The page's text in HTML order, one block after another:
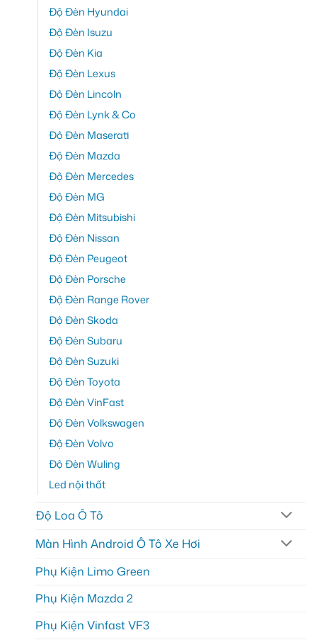
Độ Đèn Hyundai
Độ Đèn Isuzu
Độ Đèn Kia
Độ Đèn Lexus
Độ Đèn Lincoln
Độ Đèn Lynk & Co
Độ Đèn Maserati
Độ Đèn Mazda
Độ Đèn Mercedes
Độ Đèn MG
Độ Đèn Mitsubishi
Độ Đèn Nissan
Độ Đèn Peugeot
Độ Đèn Porsche
Độ Đèn Range Rover
Độ Đèn Skoda
Độ Đèn Subaru
Độ Đèn Suzuki
Độ Đèn Toyota
Độ Đèn VinFast
Độ Đèn Volkswagen
Độ Đèn Volvo
Độ Đèn Wuling
Led nội thất
Độ Loa Ô Tô
Màn Hình Android Ô Tô Xe Hơi
Phụ Kiện Limo Green
Phụ Kiện Mazda 2
Phụ Kiện Vinfast VF3